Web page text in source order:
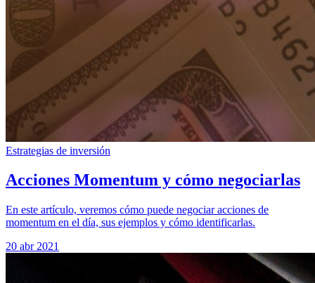
Estrategias de inversión
Acciones Momentum y cómo negociarlas
En este artículo, veremos cómo puede negociar acciones de
momentum en el día, sus ejemplos y cómo identificarlas.
20 abr 2021